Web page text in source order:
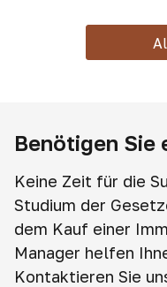
Benötigen Sie
Keine Zeit für die
Studium der
dem Kauf einer
Manager helfen
Kontaktieren Sie